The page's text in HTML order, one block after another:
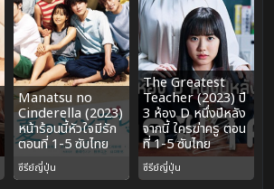
Manatsu no
Cinderella (2023)
หน้าร้อนนี้หัวใจมีรัก
ตอนที่ 1-5 ซับไทย
ซีรีย์ญี่ปุ่น
The Greatest
Teacher (2023) ปี
3 ห้อง D หนึ่งปีหลัง
จากนี้ ใครฆ่าครู ตอน
ที่ 1-5 ซับไทย
ซีรีย์ญี่ปุ่น